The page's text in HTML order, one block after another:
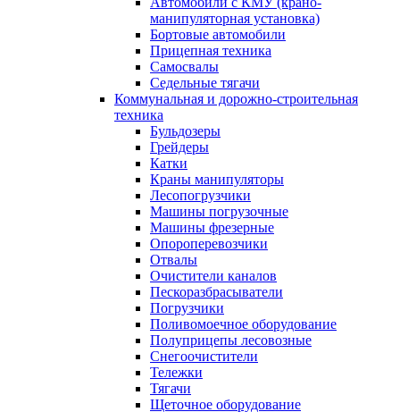
манипуляторная установка)
Бортовые автомобили
Прицепная техника
Самосвалы
Седельные тягачи
Коммунальная и дорожно-строительная
техника
Бульдозеры
Грейдеры
Катки
Краны манипуляторы
Лесопогрузчики
Машины погрузочные
Машины фрезерные
Опороперевозчики
Отвалы
Очистители каналов
Пескоразбрасыватели
Погрузчики
Поливомоечное оборудование
Полуприцепы лесовозные
Снегоочистители
Тележки
Тягачи
Щеточное оборудование